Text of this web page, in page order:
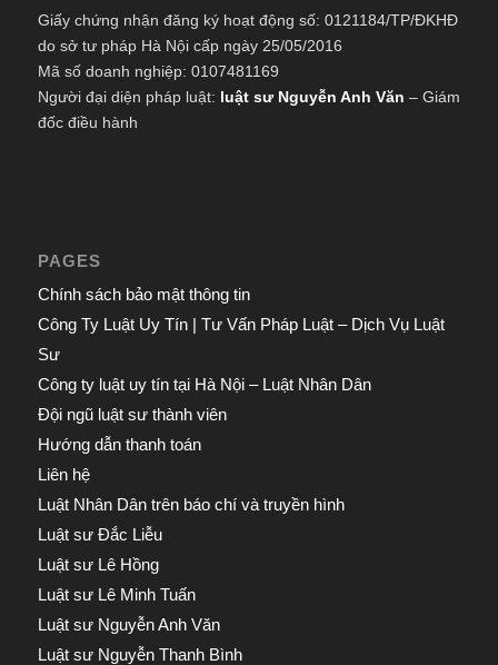
Giấy chứng nhận đăng ký hoạt động số: 0121184/TP/ĐKHĐ
do sở tư pháp Hà Nội cấp ngày 25/05/2016
Mã số doanh nghiệp: 0107481169
Người đại diện pháp luật: luật sư Nguyễn Anh Văn – Giám
đốc điều hành
PAGES
Chính sách bảo mật thông tin
Công Ty Luật Uy Tín | Tư Vấn Pháp Luật – Dịch Vụ Luật
Sư
Công ty luật uy tín tại Hà Nội – Luật Nhân Dân
Đội ngũ luật sư thành viên
Hướng dẫn thanh toán
Liên hệ
Luật Nhân Dân trên báo chí và truyền hình
Luật sư Đắc Liễu
Luật sư Lê Hồng
Luật sư Lê Minh Tuấn
Luật sư Nguyễn Anh Văn
Luật sư Nguyễn Thanh Bình